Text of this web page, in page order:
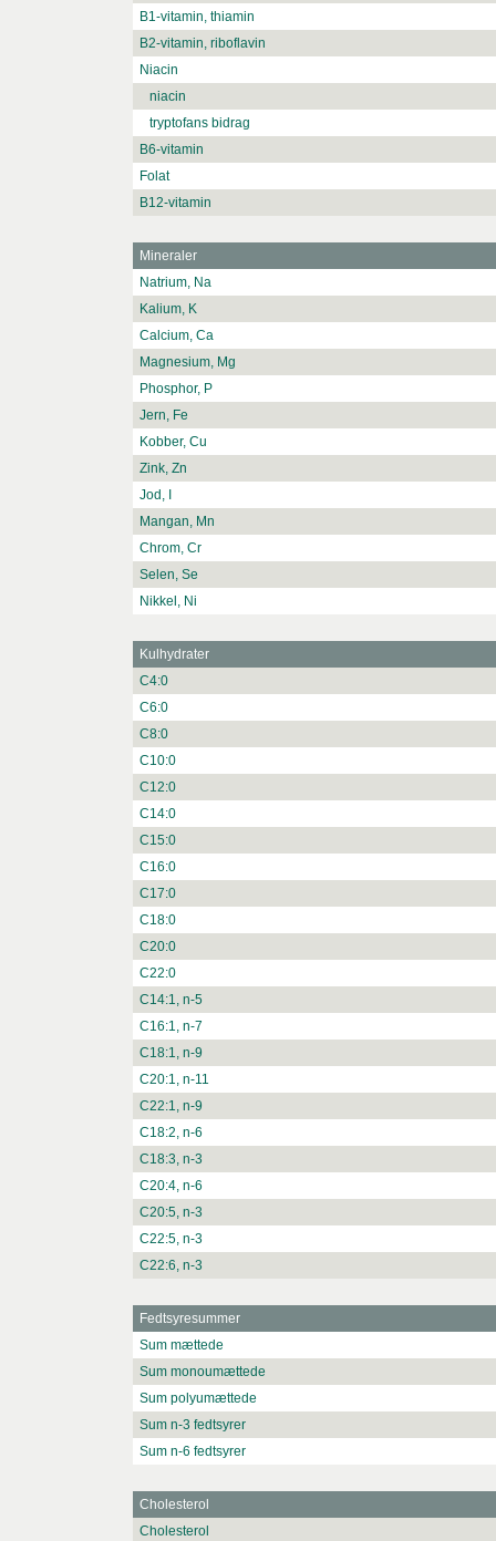
B1-vitamin, thiamin
B2-vitamin, riboflavin
Niacin
niacin
tryptofans bidrag
B6-vitamin
Folat
B12-vitamin
Mineraler
Natrium, Na
Kalium, K
Calcium, Ca
Magnesium, Mg
Phosphor, P
Jern, Fe
Kobber, Cu
Zink, Zn
Jod, I
Mangan, Mn
Chrom, Cr
Selen, Se
Nikkel, Ni
Kulhydrater
C4:0
C6:0
C8:0
C10:0
C12:0
C14:0
C15:0
C16:0
C17:0
C18:0
C20:0
C22:0
C14:1, n-5
C16:1, n-7
C18:1, n-9
C20:1, n-11
C22:1, n-9
C18:2, n-6
C18:3, n-3
C20:4, n-6
C20:5, n-3
C22:5, n-3
C22:6, n-3
Fedtsyresummer
Sum mættede
Sum monoumættede
Sum polyumættede
Sum n-3 fedtsyrer
Sum n-6 fedtsyrer
Cholesterol
Cholesterol